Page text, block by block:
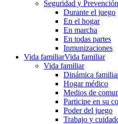
Seguridad y Prevención
Durante el juego
En el hogar
En marcha
En todas partes
Inmunizaciones
Vida familiarVida familiar
Vida familiar
Dinámica
Hogar médico
Medios de
Participe en su
Poder del juego
Trabajo y